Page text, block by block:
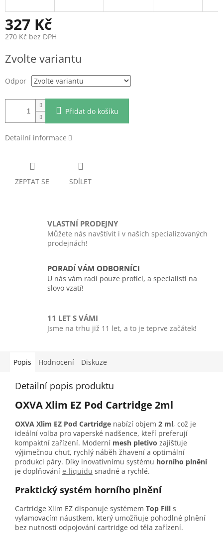
327 Kč
270 Kč bez DPH
cena:
Zvolte variantu
Odpor
Přidat do košíku
Detailní informace
ZEPTAT SE SDÍLET
VLASTNÍ PRODEJNY
Můžete nás navštívit i v našich specializovaných
prodejnách!
PORADÍ VÁM ODBORNÍCI
U nás vám radí pouze profící, a specialisti na
slovo vzatí!
11 LET S VÁMI
Jsme na trhu již 11 let, a to je teprve začátek!
Popis Hodnocení Diskuze
Detailní popis produktu
OXVA Xlim EZ Pod Cartridge 2ml
OXVA Xlim EZ Pod Cartridge nabízí objem 2 ml, což je
ideální volba pro vaperské nadšence, kteří preferují
kompaktní zařízení. Moderní mesh pletivo zajišťuje
výjimečnou chuť, rychlý náběh žhavení a optimální
produkci páry. Díky inovativnímu systému horního plnění
je doplňování e-liquidu snadné a rychlé.
Praktický systém horního plnění
Cartridge Xlim EZ disponuje systémem Top Fill s
vylamovacím náustkem, který umožňuje pohodlné plnění
bez nutnosti odpojování cartridge od těla zařízení.